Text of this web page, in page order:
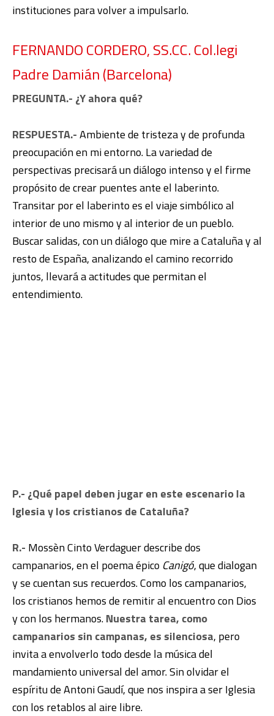
instituciones para volver a impulsarlo.
FERNANDO CORDERO, SS.CC. Col.legi
Padre Damián (Barcelona)
PREGUNTA.- ¿Y ahora qué?
RESPUESTA.-Ambiente de tristeza y de profunda
preocupación en mi entorno. La variedad de
perspectivas precisará un diálogo intenso y el firme
propósito de crear puentes ante el laberinto.
Transitar por el laberinto es el viaje simbólico al
interior de uno mismo y al interior de un pueblo.
Buscar salidas, con un diálogo que mire a Cataluña y al
resto de España, analizando el camino recorrido
juntos, llevará a actitudes que permitan el
entendimiento.
P.- ¿Qué papel deben jugar en este escenario la
Iglesia y los cristianos de Cataluña?
R.- Mossèn Cinto Verdaguer describe dos
campanarios, en el poema épico Canigó, que dialogan
y se cuentan sus recuerdos. Como los campanarios,
los cristianos hemos de remitir al encuentro con Dios
y con los hermanos.Nuestra tarea, como
campanarios sin campanas, es silenciosa, pero
invita a envolverlo todo desde la música del
mandamiento universal del amor. Sin olvidar el
espíritu de Antoni Gaudí, que nos inspira a ser Iglesia
con los retablos al aire libre.